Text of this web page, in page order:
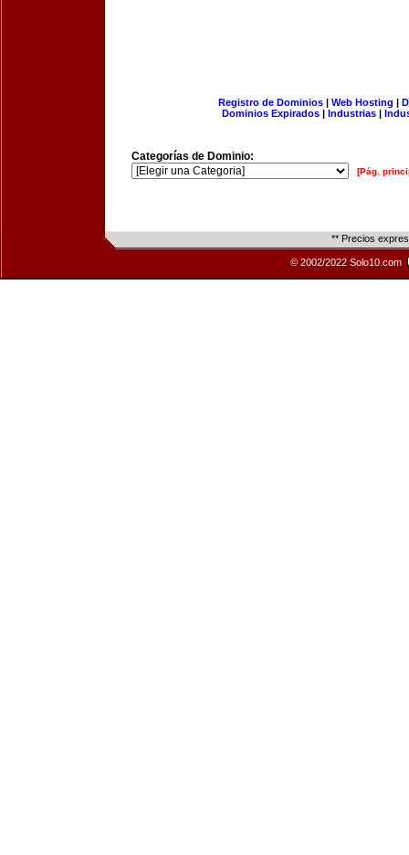
Registro de Dominios| Web Hosting |
Dominios Expirados | Industrias |
Categorías de Dominio:
[Pág.
** Precios
© 2002/2022 Solo10.com